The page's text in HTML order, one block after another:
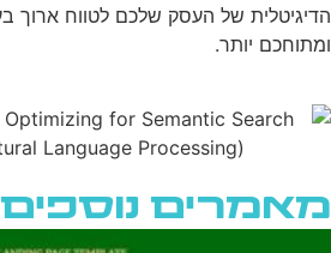
הדיגיטלית של העסק שלכם לטווח ארוך
ומתוחכם יותר.
מאמרים נוספים